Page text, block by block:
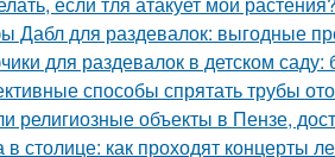
Дабл для раздевалок: выгодные
для раздевалок в детском
способы спрятать трубы
религиозные объекты в Пензе,
в столице: как проходят концерты